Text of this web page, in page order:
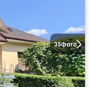
35фото